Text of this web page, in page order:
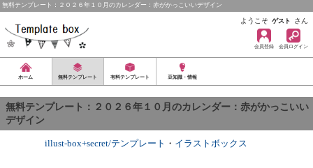
無料テンプレート：２０２６年１０月のカレンダー：赤がかっこいいデザイン
ようこそ ゲスト さん
会員登録 会員ログイン
ホーム 無料テンプレート 有料テンプレート 豆知識・情報
無料テンプレート：２０２６年１０月のカレンダー：赤がかっこいい
デザイン
illust-box+secret/テンプレート ・ イラストボックス